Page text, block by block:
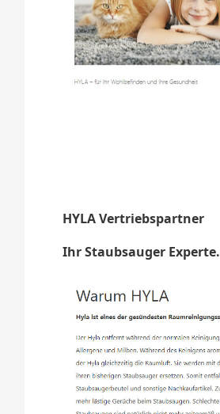
HYLA Vertriebspartner
Ihr Staubsauger Experte.